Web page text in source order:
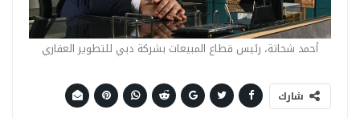
أحمد شحاتة، رئيس قطاع المبيعات بشركة دبي للتطوير العقاري
شارك